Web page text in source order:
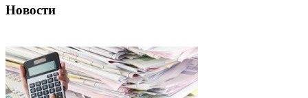
Новости